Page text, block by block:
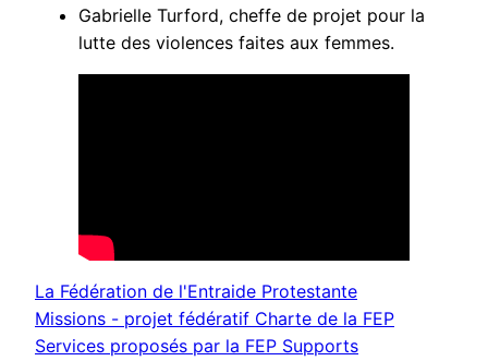
Gabrielle Turford, cheffe de projet pour la
lutte des violences faites aux femmes.
La Fédération de l'Entraide Protestante
Missions - projet fédératif Charte de la FEP
Services proposés par la FEP Supports